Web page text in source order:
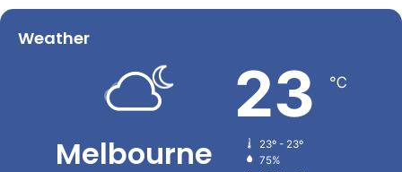
Weather
Melbourne
23 ℃
23º - 23º
75%